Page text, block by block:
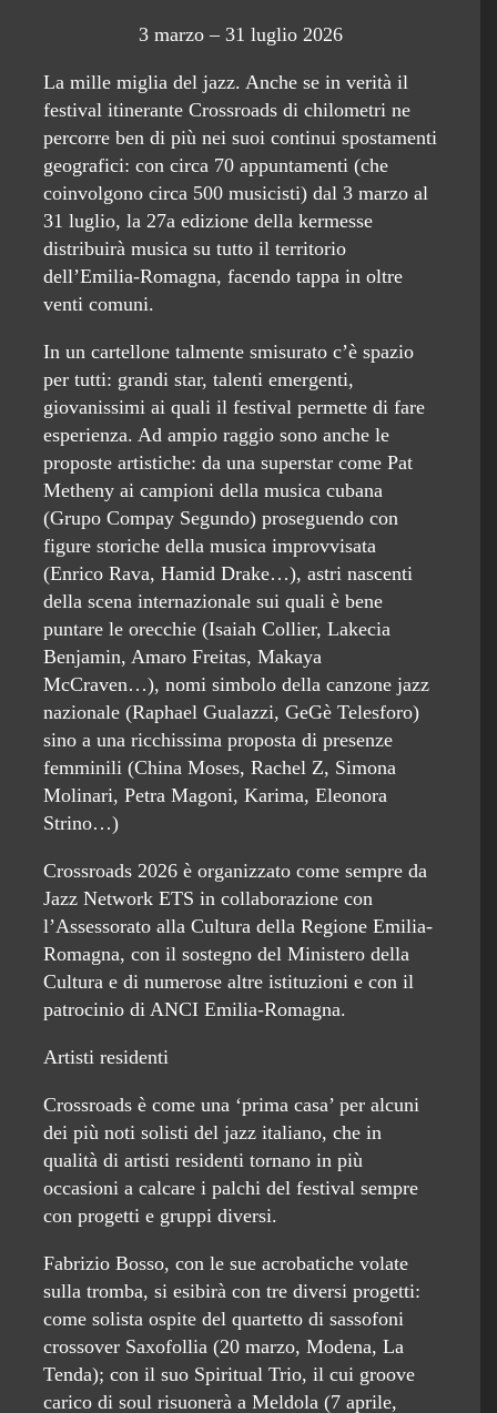
3 marzo – 31 luglio 2026
La mille miglia del jazz. Anche se in verità il
festival itinerante Crossroads di chilometri ne
percorre ben di più nei suoi continui spostamenti
geografici: con circa 70 appuntamenti (che
coinvolgono circa 500 musicisti) dal 3 marzo al
31 luglio, la 27a edizione della kermesse
distribuirà musica su tutto il territorio
dell’Emilia-Romagna, facendo tappa in oltre
venti comuni.
In un cartellone talmente smisurato c’è spazio
per tutti: grandi star, talenti emergenti,
giovanissimi ai quali il festival permette di fare
esperienza. Ad ampio raggio sono anche le
proposte artistiche: da una superstar come Pat
Metheny ai campioni della musica cubana
(Grupo Compay Segundo) proseguendo con
figure storiche della musica improvvisata
(Enrico Rava, Hamid Drake…), astri nascenti
della scena internazionale sui quali è bene
puntare le orecchie (Isaiah Collier, Lakecia
Benjamin, Amaro Freitas, Makaya
McCraven…), nomi simbolo della canzone jazz
nazionale (Raphael Gualazzi, GeGè Telesforo)
sino a una ricchissima proposta di presenze
femminili (China Moses, Rachel Z, Simona
Molinari, Petra Magoni, Karima, Eleonora
Strino…)
Crossroads 2026 è organizzato come sempre da
Jazz Network ETS in collaborazione con
l’Assessorato alla Cultura della Regione Emilia-
Romagna, con il sostegno del Ministero della
Cultura e di numerose altre istituzioni e con il
patrocinio di ANCI Emilia-Romagna.
Artisti residenti
Crossroads è come una ‘prima casa’ per alcuni
dei più noti solisti del jazz italiano, che in
qualità di artisti residenti tornano in più
occasioni a calcare i palchi del festival sempre
con progetti e gruppi diversi.
Fabrizio Bosso, con le sue acrobatiche volate
sulla tromba, si esibirà con tre diversi progetti:
come solista ospite del quartetto di sassofoni
crossover Saxofollia (20 marzo, Modena, La
Tenda); con il suo Spiritual Trio, il cui groove
carico di soul risuonerà a Meldola (7 aprile,